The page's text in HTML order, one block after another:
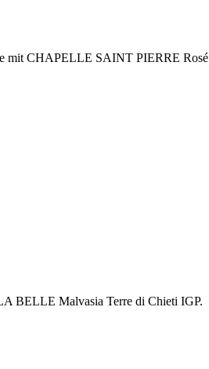
mit CHAPELLE SAINT PIERRE Rosé
BELLE Malvasia Terre di Chieti IGP.